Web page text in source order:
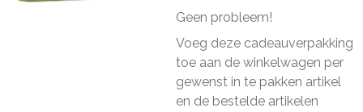
Geen probleem!
Voeg deze cadeauverpakking
toe aan de winkelwagen per
gewenst in te pakken artikel
en de bestelde artikelen